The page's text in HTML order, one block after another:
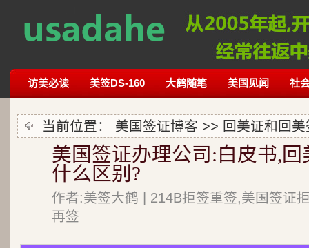
访美必读 美签DS-160 大鹤随笔 美国见闻 社
当前位置： 美国签证博客 >> 回美证和回
美国签证办理公司:白皮书,回
什么区别?
作者:美签大鹤 | 214B拒签重签,美国签证
再签